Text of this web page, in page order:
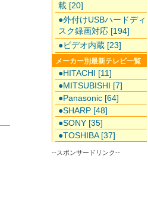
載 [20]
●外付けUSBハードディ
スク録画対応 [194]
●ビデオ内蔵 [23]
メーカー別最新テレビ一覧
●HITACHI [11]
●MITSUBISHI [7]
●Panasonic [64]
●SHARP [48]
●SONY [35]
●TOSHIBA [37]
--スポンサードリンク--